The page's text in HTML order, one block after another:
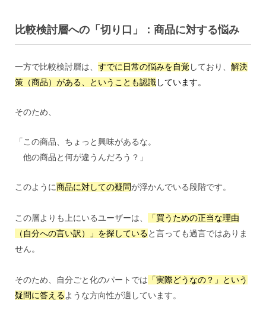
比較検討層への「切り口」 ： 商品に対する悩み
一方で比較検討層は、 すでに日常の悩みを自覚 しており、 解決
策（商品）がある、ということも認識しています。
そのため、
「この商品、ちょっと興味があるな。
他の商品と何が違うんだろう？」
このように商品に対しての疑問が浮かんでいる段階です。
この層よりも上にいるユーザーは、
「買うための正当な理由
（自分への言い訳）」を探していると言っても過言ではありま
せん。
そのため、自分ごと化のパートでは 「実際どうなの？」という
疑問に答えるような方向性が適しています。